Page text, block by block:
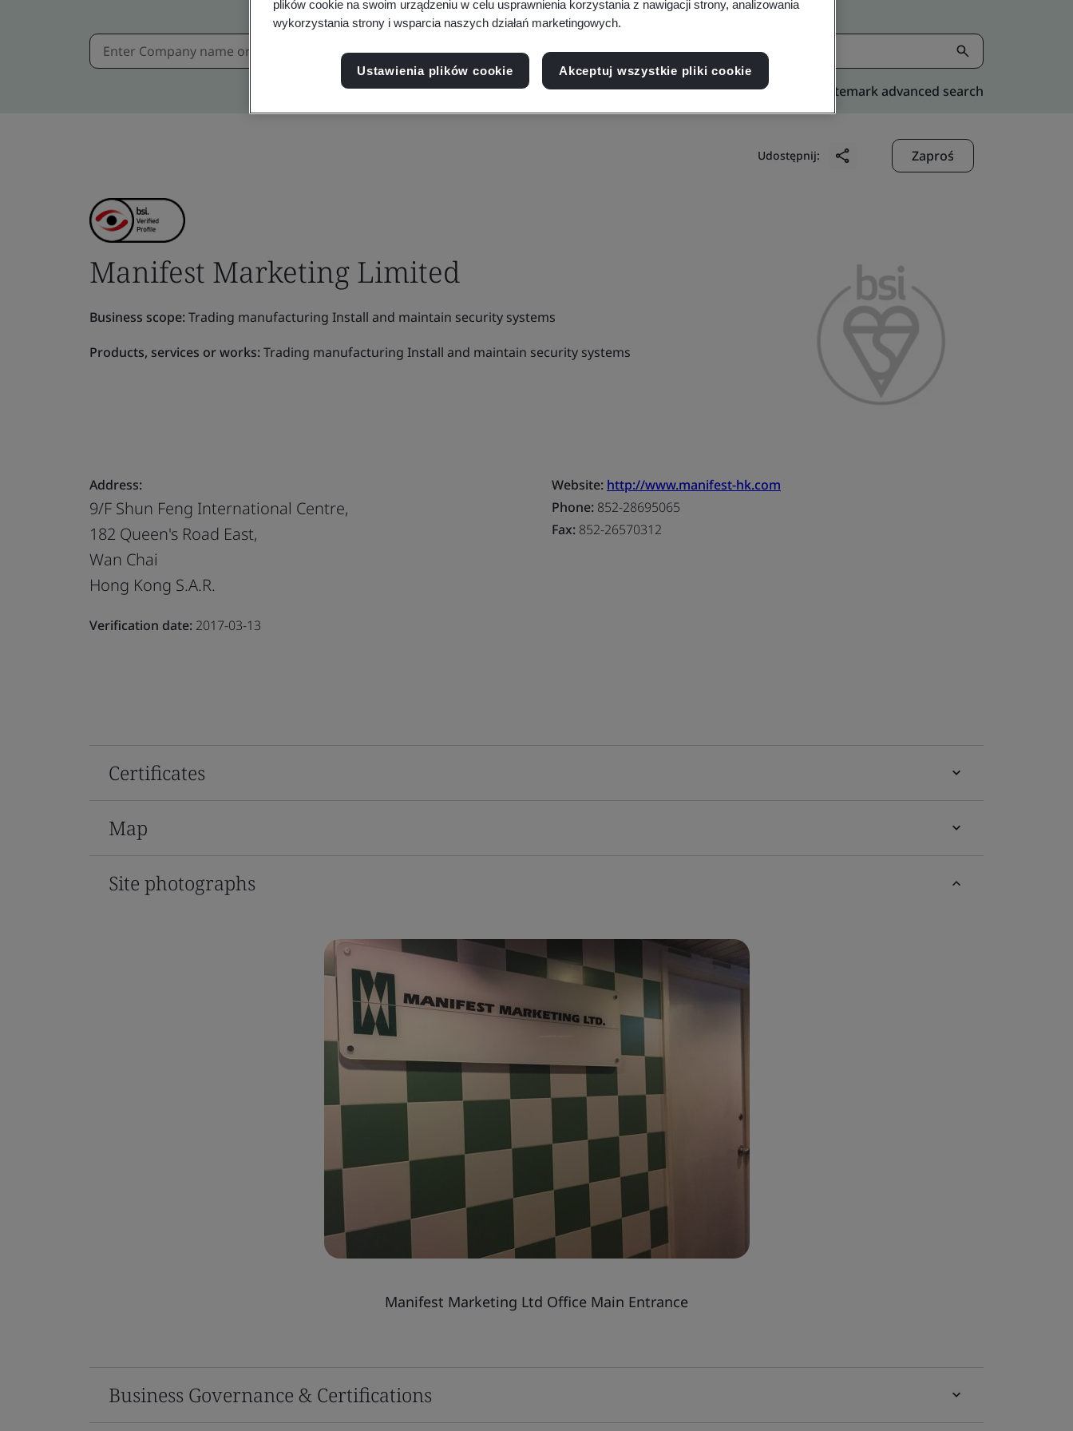
Kitemark advanced search
Udostępnij: Zaproś
Manifest Marketing Limited
Business scope:Trading manufacturing Install and maintain security systems
Products, services or works:Trading manufacturing Install and maintain security systems
Address:
9/F Shun Feng International Centre,
182 Queen's Road East,
Wan Chai
Hong Kong S.A.R.
Verification date: 2017-03-13
Website: http://www.manifest-hk.com
Phone: 852-28695065
Fax: 852-26570312
Certificates
Map
Site photographs
Manifest Marketing Ltd Office Main Entrance
Business Governance & Certifications
plików cookie na swoim urządzeniu w celu usprawnienia korzystania z nawigacji strony, analizowania
wykorzystania strony i wsparcia naszych działań marketingowych.
Ustawienia plików cookie Akceptuj wszystkie pliki cookie